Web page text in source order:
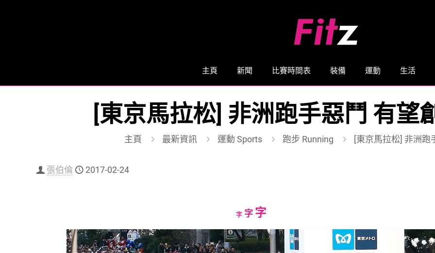
主頁 新聞 比賽時間表 裝備 運動 生活
[東京馬拉松] 非洲跑手惡鬥 有望
主頁 最新資訊 運動 Sports 跑步 Running [東京馬拉松] 非洲跑
張伯倫 2017-02-24
字Decrease
size.
字Reset
size.
字Increase
font
size.